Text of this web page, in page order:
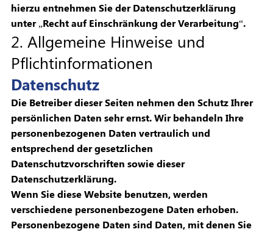
hierzu entnehmen Sie der Datenschutzerklärung
unter „Recht auf Einschränkung der Verarbeitung“.
2. Allgemeine Hinweise und
Pflichtinformationen
Datenschutz
Die Betreiber dieser Seiten nehmen den Schutz Ihrer
persönlichen Daten sehr ernst. Wir behandeln Ihre
personenbezogenen Daten vertraulich und
entsprechend der gesetzlichen
Datenschutzvorschriften sowie dieser
Datenschutzerklärung.
Wenn Sie diese Website benutzen, werden
verschiedene personenbezogene Daten erhoben.
Personenbezogene Daten sind Daten, mit denen Sie